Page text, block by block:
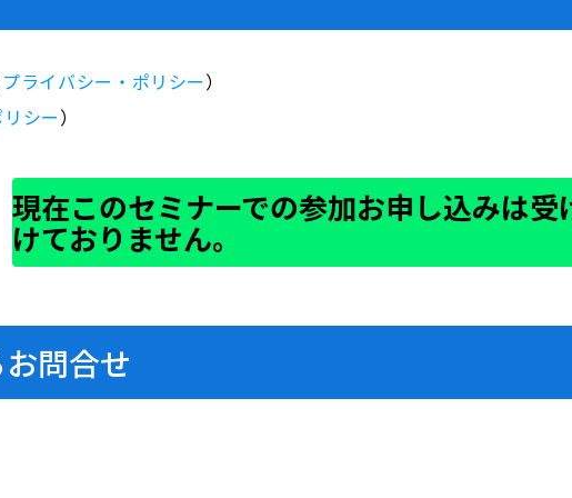
プライバシー・ポリシー）
シー）
現在このセミナーでの参加お申し込みは受
けておりません。
問合せ